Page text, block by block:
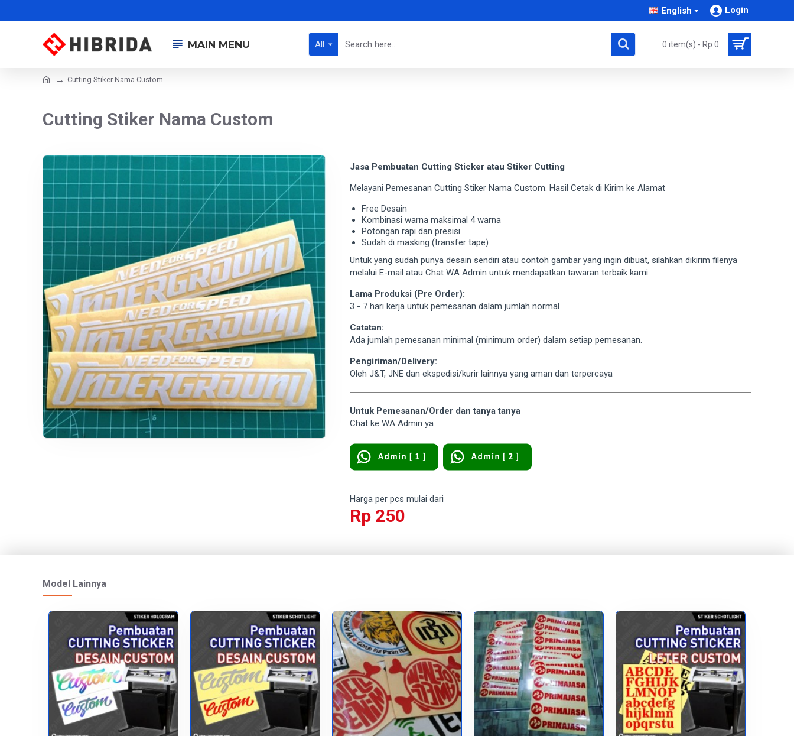
English Login
MAIN MENU All 0 item(s) - Rp 0
Cutting Stiker Nama Custom
Cutting Stiker Nama Custom
Jasa Pembuatan Cutting Sticker atau Stiker Cutting
Melayani Pemesanan Cutting Stiker Nama Custom. Hasil Cetak di Kirim ke Alamat
Free Desain
Kombinasi warna maksimal 4 warna
Potongan rapi dan presisi
Sudah di masking (transfer tape)
Untuk yang sudah punya desain sendiri atau contoh gambar yang ingin dibuat, silahkan dikirim filenya
melalui E-mail atau Chat WA Admin untuk mendapatkan tawaran terbaik kami.
Lama Produksi (Pre Order):
3 - 7 hari kerja untuk pemesanan dalam jumlah normal
Catatan:
Ada jumlah pemesanan minimal (minimum order) dalam setiap pemesanan.
Pengiriman/Delivery:
Oleh J&T, JNE dan ekspedisi/kurir lainnya yang aman dan terpercaya
Untuk Pemesanan/Order dan tanya tanya
Chat ke WA Admin ya
Harga per pcs mulai dari
Rp 250
Model Lainnya